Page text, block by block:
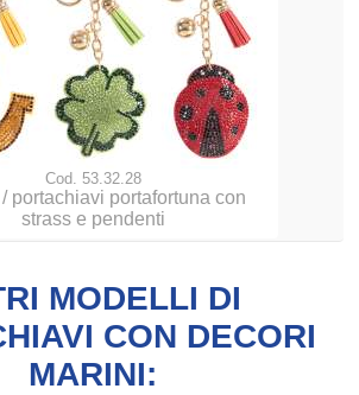
Cod. 53.32.28
portachiavi portafortuna con
strass e pendenti
MODELLI DI
CON DECORI
MARINI: